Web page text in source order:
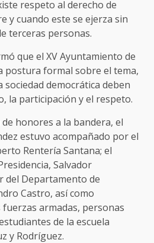
respeto al derecho de
y cuando este se ejerza sin
terceras personas.
que el XV Ayuntamiento de
postura formal sobre el tema,
democrática deben
la participación y el respeto.
honores a la bandera, el
estuvo acompañado por el
Rentería Santana; el
Salvador
del Departamento de
Castro, así como
armadas, personas
de la escuela
y Rodríguez.